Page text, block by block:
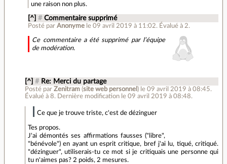
une raison non plus.
[^] # Commentaire supprimé
Posté parAnonyme le 09 avril 2019 à 11:02. Évalué à2.
Ce commentaire a été supprimé par l’équipe
de modération.
[^] # Re: Merci du partage
Posté par Zenitram(site web personnel ) le 09 avril 2019 à 08:45.
Évalué à 8.Dernière modification le 09 avril 2019 à 08:48.
Ce que je trouve triste, c'est de dézinguer
Tes propos.
J'ai démontés ses affirmations fausses ("libre",
"bénévole") en ayant un esprit critique, bref j'ai lu, tiqué, critiqué.
"dézinguer", utiliserais-tu ce mot si je critiquais une personne qui
tu n'aimes pas? 2 poids, 2 mesures.